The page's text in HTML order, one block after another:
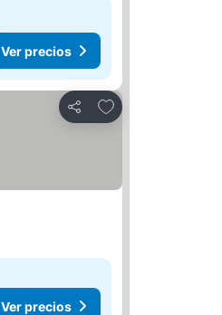
Ver precios
Compartir
Agregar a favoritos
Ver precios